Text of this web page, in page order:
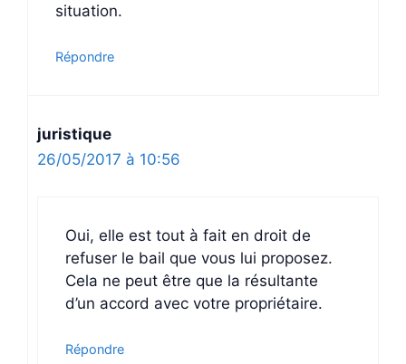
situation.
Répondre
juristique
26/05/2017 à 10:56
Oui, elle est tout à fait en droit de
refuser le bail que vous lui proposez.
Cela ne peut être que la résultante
d’un accord avec votre propriétaire.
Répondre